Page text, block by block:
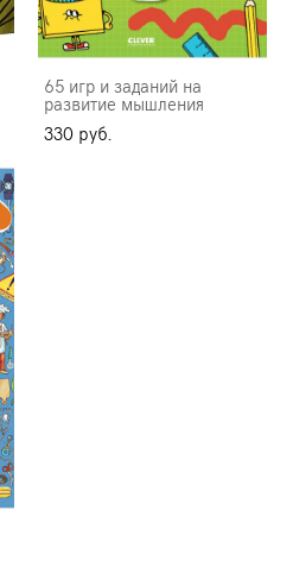
65 игр и заданий на
развитие мышления
330 pуб.